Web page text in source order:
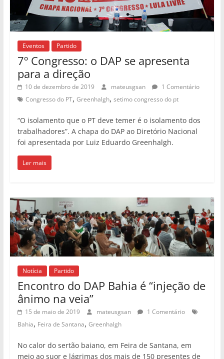
Eventos Partido
7º Congresso: o DAP se apresenta
para a direção
10 de dezembro de 2019 mateusgsan
1 Comentário
Congresso do PT, Greenhalgh, setimo congresso do pt
“O isolamento que o PT deve temer é o isolamento dos
trabalhadores”. A chapa do DAP ao Diretório Nacional
foi apresentada por Luiz Eduardo Greenhalgh.
Ler mais
Notícia Partido
Encontro do DAP Bahia é “injeção de
ânimo na veia”
15 de maio de 2019 mateusgsan
1 Comentário
Bahia, Feira de Santana, Greenhalgh
No calor do sertão baiano, em Feira de Santana, em
meio ao suor e lágrimas dos mais de 150 presentes de